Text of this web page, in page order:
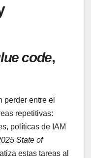
code,
perder entre el
repetitivas:
políticas de IAM
State of
estas tareas al